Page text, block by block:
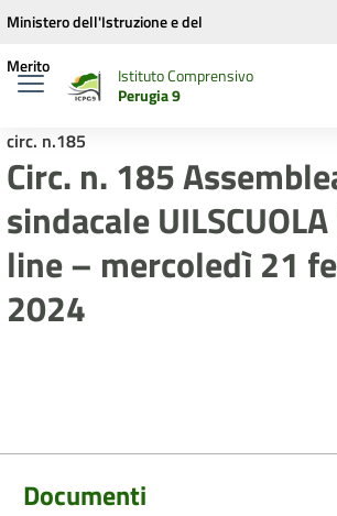
Vai ai contenuti
Vai al menu di navigazione
Vai al footer
Ministero dell'Istruzione e del
Merito
Istituto Comprensivo
Perugia 9
circ. n.185
Circ. n. 185
sindacale
line – mercoledì 21
2024
Documenti